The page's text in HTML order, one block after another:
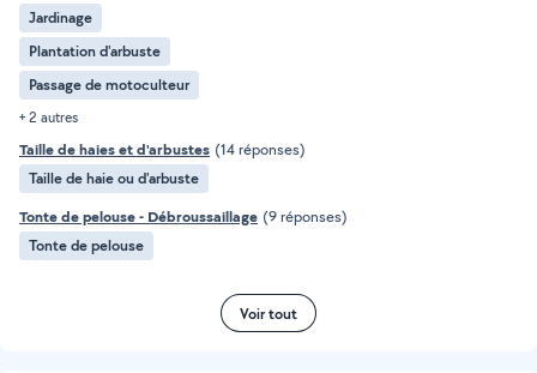
Jardinage
Plantation d'arbuste
Passage de motoculteur
+ 2 autres
Taille de haies et d'arbustes (14 réponses)
Taille de haie ou d'arbuste
Tonte de pelouse - Débroussaillage (9 réponses)
Tonte de pelouse
Voir tout